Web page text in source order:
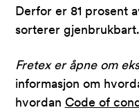
Derfor er 81 prosent
sorterer gjenbrukbart.
Fretex er åpne om
informasjon om
hvordan Code of